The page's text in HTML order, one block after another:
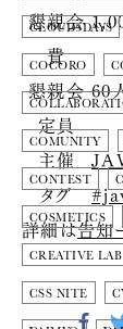
CLOUD3DAYS
COCORO
COMUNITY
CONTEST
COSMETICS
CREATIVE
CSS NITE
懇親会
費
懇親会
定員
60
主催
タグ
詳細は告知